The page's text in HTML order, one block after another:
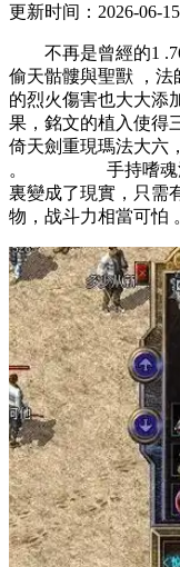
更新时间：2026-06-15
不再是曾經的1
偷天骷髏與聖獸 ，法
的烈火傷害也大大
果，銘文的植入使
倚天劍重現瑪法大六
。 手持嗜魂法杖
裏變成了現實，只
物，战斗力相當可怕